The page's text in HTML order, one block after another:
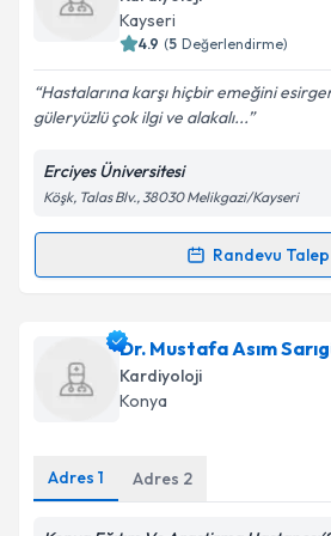
için bir takvim hazırlandığında e-
bilgilendireceğiz.
E-posta Adresiniz
Kişisel verilerimin
Metni'ni okudum ve kişisel
kapsamda işlenmesini kabul
Kayseri
4.9 (5 Değerlendirme)
Hastalarına karşı hiçbir emeğini
güleryüzlü çok ilgi ve alakalı...
Erciyes Üniversitesi
Köşk, Talas Blv., 38030 Melikgazi/Kayseri
Randevu
Randevu Takvimi Talebi
Doç. Dr. Mehmet Tuğrul İnanç
talebi oluşturun. Size bu
için bir takvim hazırlandığında e-
bilgilendireceğiz.
Dr. Mustafa Asım
Kardiyoloji
Konya
Adres 1 Adres 2